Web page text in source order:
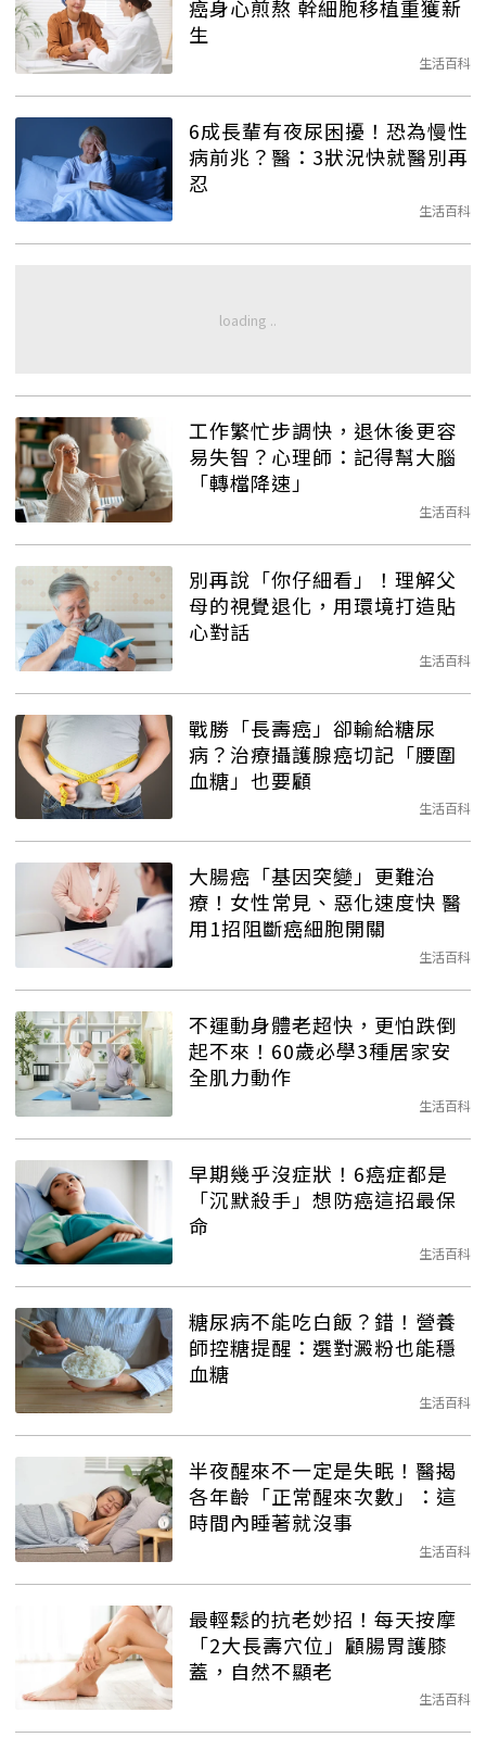
癌身心煎熬 幹細胞移植重獲新
生
生活百科
6成長輩有夜尿困擾！恐為慢性
病前兆？醫：3狀況快就醫別再
忍
生活百科
工作繁忙步調快，退休後更容
易失智？心理師：記得幫大腦
「轉檔降速」
生活百科
別再說「你仔細看」！理解父
母的視覺退化，用環境打造貼
心對話
生活百科
戰勝「長壽癌」卻輸給糖尿
病？治療攝護腺癌切記「腰圍
血糖」也要顧
生活百科
大腸癌「基因突變」更難治
療！女性常見、惡化速度快 醫
用1招阻斷癌細胞開關
生活百科
不運動身體老超快，更怕跌倒
起不來！60歲必學3種居家安
全肌力動作
生活百科
早期幾乎沒症狀！6癌症都是
「沉默殺手」想防癌這招最保
命
生活百科
糖尿病不能吃白飯？錯！營養
師控糖提醒：選對澱粉也能穩
血糖
生活百科
半夜醒來不一定是失眠！醫揭
各年齡「正常醒來次數」：這
時間內睡著就沒事
生活百科
最輕鬆的抗老妙招！每天按摩
「2大長壽穴位」顧腸胃護膝
蓋，自然不顯老
生活百科